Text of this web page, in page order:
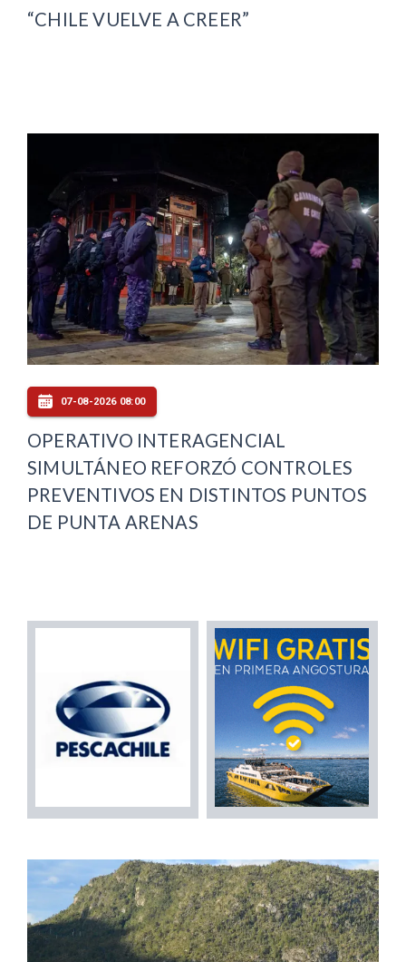
“CHILE VUELVE A CREER”
07-08-2026 08:00
OPERATIVO INTERAGENCIAL
SIMULTÁNEO REFORZÓ CONTROLES
PREVENTIVOS EN DISTINTOS PUNTOS
DE PUNTA ARENAS